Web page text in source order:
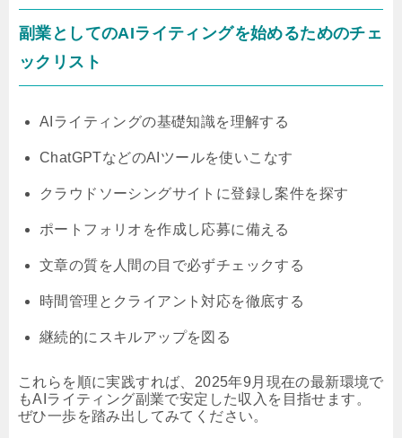
副業としてのAIライティングを始めるためのチェ
ックリスト
AIライティングの基礎知識を理解する
ChatGPTなどのAIツールを使いこなす
クラウドソーシングサイトに登録し案件を探す
ポートフォリオを作成し応募に備える
文章の質を人間の目で必ずチェックする
時間管理とクライアント対応を徹底する
継続的にスキルアップを図る
これらを順に実践すれば、2025年9月現在の最新環境で
もAIライティング副業で安定した収入を目指せます。
ぜひ一歩を踏み出してみてください。